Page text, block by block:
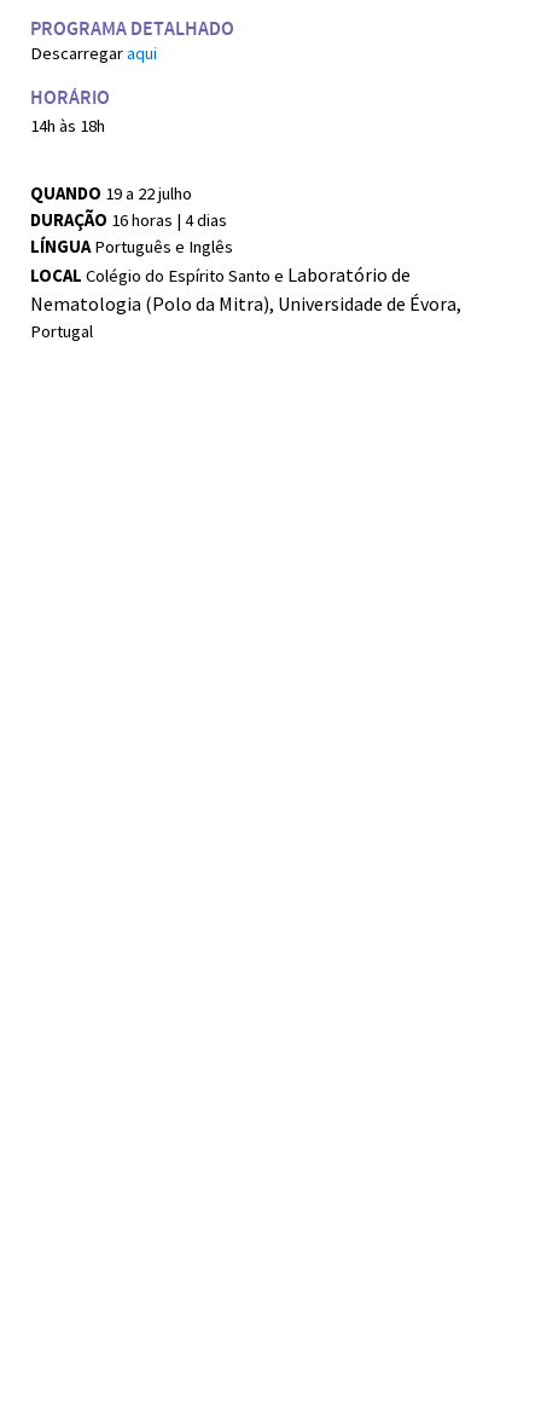
PROGRAMA DETALHADO
Descarregaraqui
HORÁRIO
14h às 18h
QUANDO 19 a 22 julho
DURAÇÃO 16 horas | 4 dias
LÍNGUAPortuguês e Inglês
LOCAL Colégio do Espírito Santo e Laboratório de
Portugal